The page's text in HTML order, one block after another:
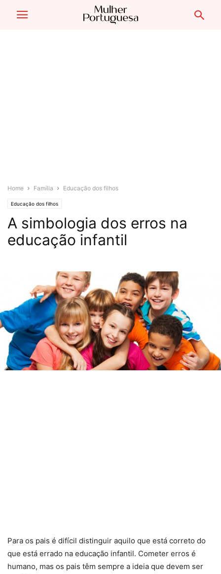
Home Família Educação dos filhos
Educação dos filhos
A simbologia dos erros na
educação infantil
Para os pais é difícil distinguir aquilo que está correto do
que está errado na educação infantil. Cometer erros é
humano, mas os pais têm sempre a ideia que devem ser